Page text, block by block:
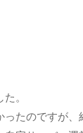
。
たのですが、